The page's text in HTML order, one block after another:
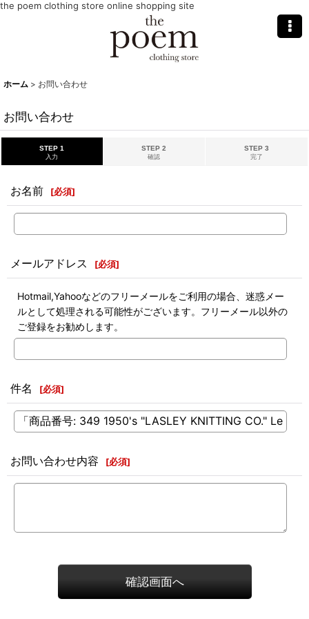
the poem clothing store online shopping site
ホーム > お問い合わせ
お問い合わせ
STEP 1
入力
STEP 2
確認
STEP 3
完了
お名前 [必須]
メールアドレス [必須]
Hotmail,Yahooなどのフリーメールをご利用の場合、迷惑メー
ルとして処理される可能性がございます。フリーメール以外の
ご登録をお勧めします。
件名 [必須]
お問い合わせ内容 [必須]
確認画面へ